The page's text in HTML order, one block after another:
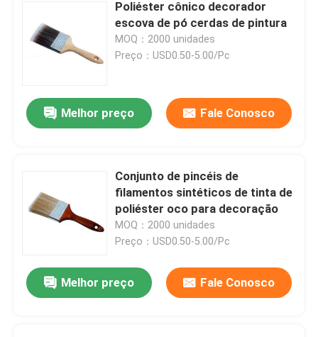
Poliéster cônico decorador
escova de pó cerdas de pintura
MOQ：2000 unidades
Preço：USD0.50-5.00/Pc
Melhor preço Fale Conosco
Conjunto de pincéis de
filamentos sintéticos de tinta de
poliéster oco para decoração
MOQ：2000 unidades
Preço：USD0.50-5.00/Pc
Melhor preço Fale Conosco